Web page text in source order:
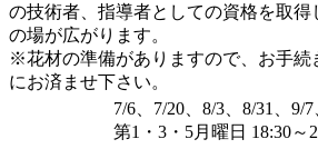
の技術者、指導者としての資格を取得
の場が広がります。
※花材の準備がありますので、お手続
にお済ませ下さい。
7/6、7/20、8/3、8/31、9/7
第1・3・5月曜日 18:30～